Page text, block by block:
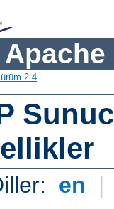
Apache
2.4
en |